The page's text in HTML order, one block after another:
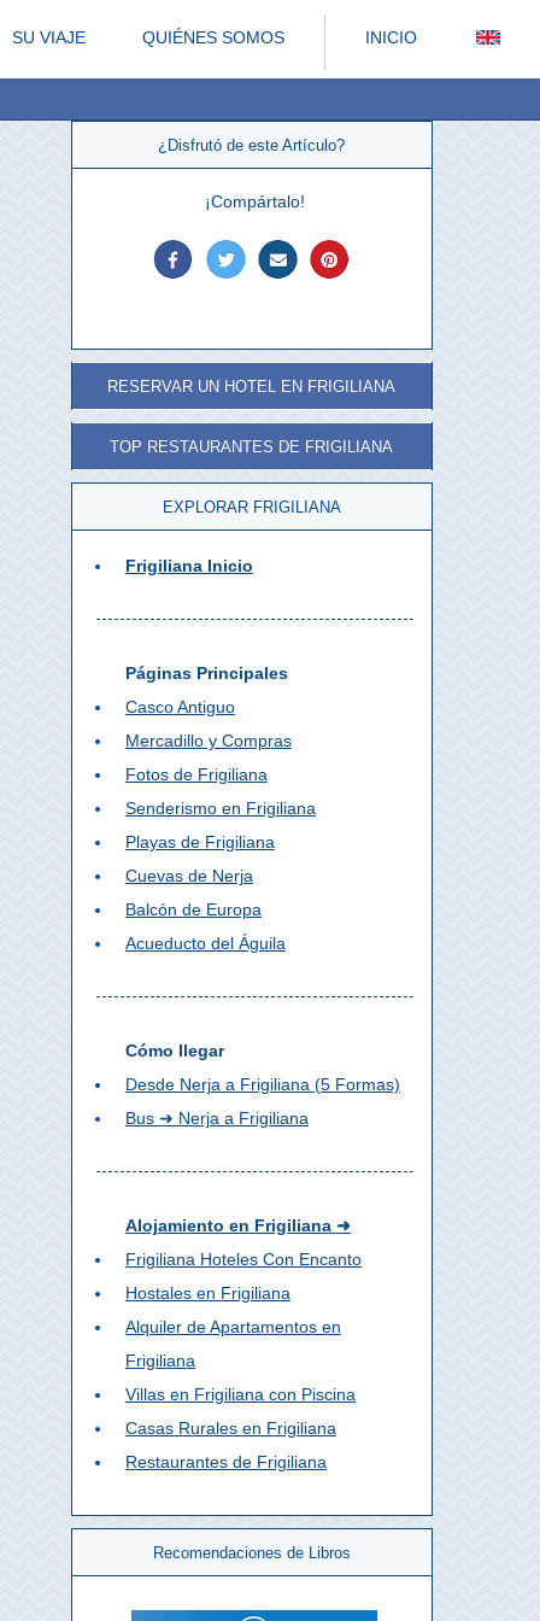
SU VIAJE QUIÉNES SOMOS INICIO
¿Disfrutó de este Artículo?
¡Compártalo!
RESERVAR UN HOTEL EN FRIGILIANA
TOP RESTAURANTES DE FRIGILIANA
EXPLORAR FRIGILIANA
Frigiliana Inicio
Páginas Principales
Casco Antiguo
Mercadillo y Compras
Fotos de Frigiliana
Senderismo en Frigiliana
Playas de Frigiliana
Cuevas de Nerja
Balcón de Europa
Acueducto del Águila
Cómo llegar
Desde Nerja a Frigiliana (5 Formas)
Bus ➜ Nerja a Frigiliana
Alojamiento en Frigiliana ➜
Frigiliana Hoteles Con Encanto
Hostales en Frigiliana
Alquiler de Apartamentos en
Frigiliana
Villas en Frigiliana con Piscina
Casas Rurales en Frigiliana
Restaurantes de Frigiliana
Recomendaciones de Libros